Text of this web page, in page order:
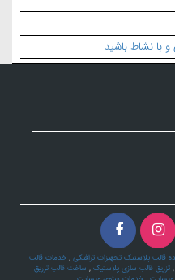
با نشاط باشید
قالب پلاستیک تجهیزات ترافیکی , خدمات قالب
, تزریق قالب سازی پلاستیک , ساخت قالب تزریق